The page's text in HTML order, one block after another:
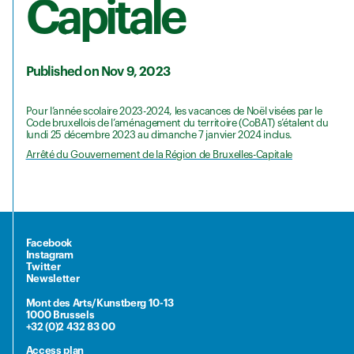
Capitale
Published on Nov 9, 2023
Pour l’année scolaire 2023-2024, les vacances de Noël visées par le
Code bruxellois de l’aménagement du territoire (CoBAT) s’étalent du
lundi 25 décembre 2023 au dimanche 7 janvier 2024 inclus.
Arrêté du Gouvernement de la Région de Bruxelles-Capitale
Facebook
Instagram
Twitter
Newsletter
Mont des Arts/Kunstberg 10-13
1000 Brussels
+32 (0)2 432 83 00
Access plan